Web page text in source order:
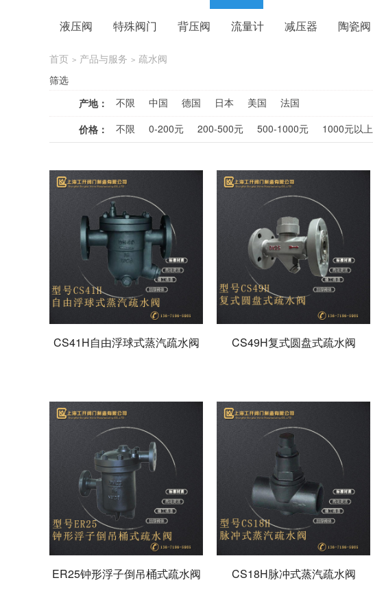
液压阀 特殊阀门 背压阀 流量计 减压器 陶瓷阀
首页 > 产品与服务 > 疏水阀
筛选
产地：
不限 中国 德国 日本 美国
法国
价格：
不限 0-200元 200-500元 500-1000元 1000元以上
CS41H自由浮球式蒸汽疏水阀 CS49H复式圆盘式疏水阀
ER25钟形浮子倒吊桶式疏水阀 CS18H脉冲式蒸汽疏水阀